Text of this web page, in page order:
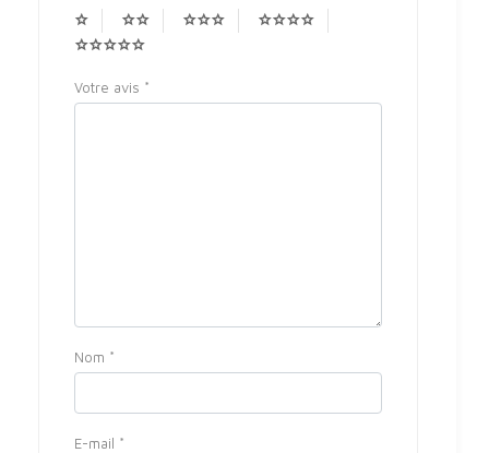
Votre avis *
Nom *
E-mail *